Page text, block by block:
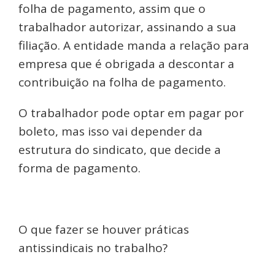
folha de pagamento, assim que o
trabalhador autorizar, assinando a sua
filiação. A entidade manda a relação para
empresa que é obrigada a descontar a
contribuição na folha de pagamento.
O trabalhador pode optar em pagar por
boleto, mas isso vai depender da
estrutura do sindicato, que decide a
forma de pagamento.
O que fazer se houver práticas
antissindicais no trabalho?